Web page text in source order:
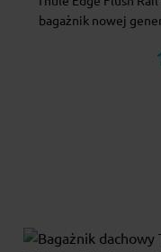
bagażnik nowej